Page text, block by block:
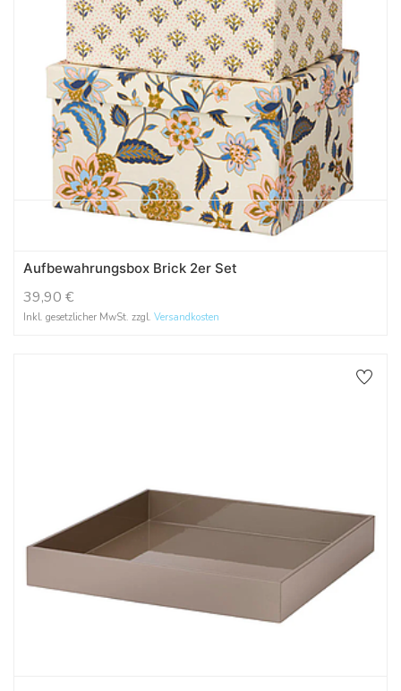
Aufbewahrungsbox Brick 2er Set
39,90 €
Inkl. gesetzlicher MwSt. zzgl. Versandkosten